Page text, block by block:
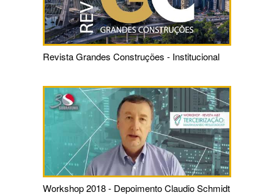
Revista Grandes Construções - Institucional
Workshop 2018 - Depoimento Claudio Schmidt